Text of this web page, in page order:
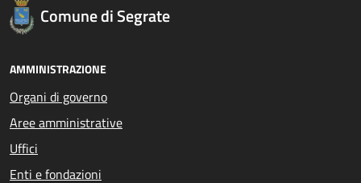
Comune di Segrate
AMMINISTRAZIONE
Organi di governo
Aree amministrative
Uffici
Enti e fondazioni